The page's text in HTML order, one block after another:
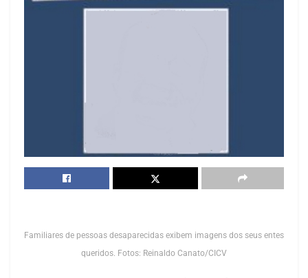
Familiares de pessoas desaparecidas exibem imagens dos seus entes
queridos. Fotos: Reinaldo Canato/CICV